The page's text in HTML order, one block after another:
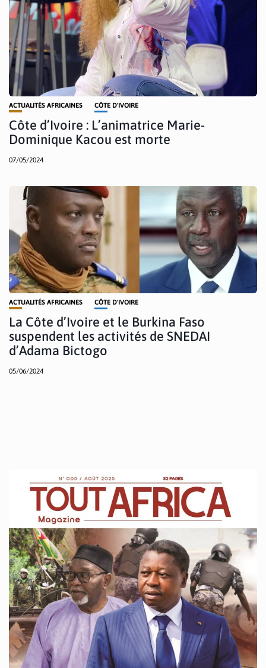
ACTUALITÉS AFRICAINES CÔTE D'IVOIRE
Côte d’Ivoire : L’animatrice Marie-
Dominique Kacou est morte
07/05/2024
ACTUALITÉS AFRICAINES CÔTE D'IVOIRE
La Côte d’Ivoire et le Burkina Faso
suspendent les activités de SNEDAI
d’Adama Bictogo
05/06/2024